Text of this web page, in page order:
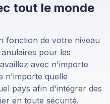
tout le monde
fonction de votre niveau
pour les
avec n'importe
n'importe quelle
pays afin d'intégrer des
en toute sécurité.